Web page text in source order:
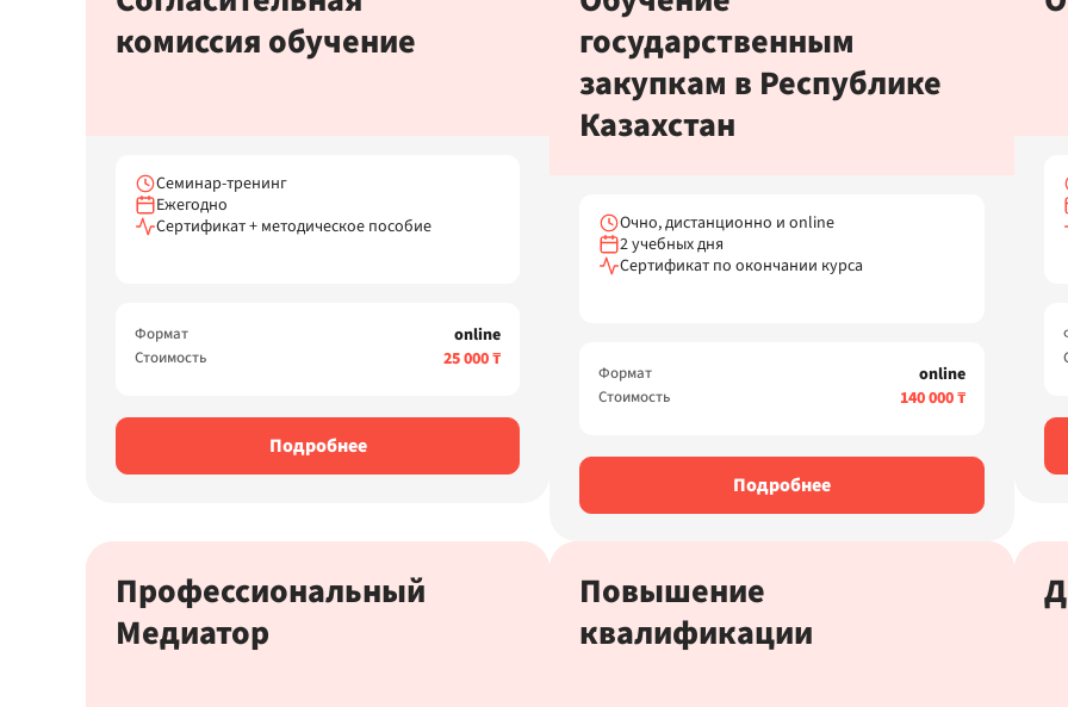
комиссия обучение
Семинар-тренинг
Ежегодно
Сертификат + методическое пособие
Формат online
Стоимость 25 000 ₸
Подробнее
государственным
закупкам в Республике
Казахстан
Очно, дистанционно и online
2 учебных дня
Сертификат по окончании курса
Формат online
Стоимость 140 000 ₸
Подробнее
Профессиональный
Медиатор
Повышение
квалификации